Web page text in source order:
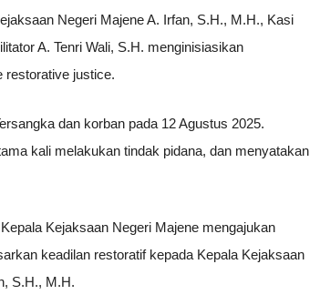
Negeri Majene A. Irfan, S.H., M.H., Kasi
A. Tenri Wali, S.H. menginisiasikan
restorative justice.
dan korban pada 12 Agustus 2025.
kali melakukan tindak pidana, dan menyatakan
Kejaksaan Negeri Majene mengajukan
keadilan restoratif kepada Kepala Kejaksaan
S.H., M.H.